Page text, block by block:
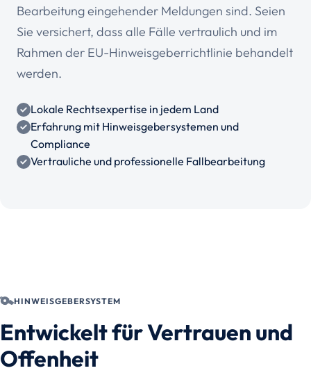
Bearbeitung eingehender Meldungen sind. Seien
Sie versichert, dass alle Fälle vertraulich und im
Rahmen der EU-Hinweisgeberrichtlinie behandelt
werden.
Lokale Rechtsexpertise in jedem Land
Erfahrung mit Hinweisgebersystemen und
Compliance
Vertrauliche und professionelle Fallbearbeitung
HINWEISGEBERSYSTEM
Entwickelt für Vertrauen und
Offenheit